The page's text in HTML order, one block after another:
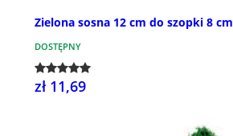
Zielona sosna 12 cm do szopki 8 cm
DOSTĘPNY
zł 11,69